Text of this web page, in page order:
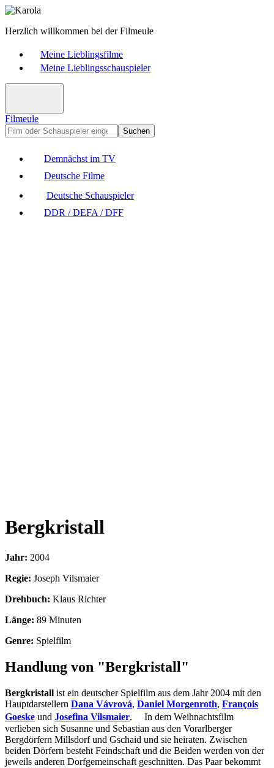
Herzlich willkommen bei der Filmeule
Meine Lieblingsfilme
Meine Lieblingsschauspieler
Filmeule
Suchen
Demnächst im TV
Deutsche Filme
Deutsche Schauspieler
DDR / DEFA / DFF
Bergkristall
Jahr: 2004
Regie: Joseph Vilsmaier
Drehbuch: Klaus Richter
Länge: 89 Minuten
Genre: Spielfilm
Handlung von "Bergkristall"
Bergkristall ist ein deutscher Spielfilm aus dem Jahr 2004 mit den
Hauptdarstellern Dana Vávrová, Daniel Morgenroth, François
Goeske und Josefina Vilsmaier. In dem Weihnachtsfilm
verlieben sich Susanne und Sebastian aus den Vorarlberger
Bergdörfern Millsdorf und Gschaid und sie heiraten. Zwischen
beiden Dörfern besteht Feindschaft und die Beiden werden von der
jeweils anderen Dorfgemeinschaft geschnitten. Das Paar bekommt